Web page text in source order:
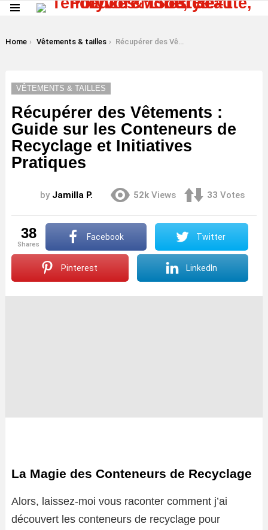
You are here:
Home Vêtements & tailles Récupérer des Vêtements : Guide sur les Conteneurs de Recyclage et Initiatives Pratiques
VÊTEMENTS & TAILLES
Récupérer des Vêtements :
Guide sur les Conteneurs de
Recyclage et Initiatives
Pratiques
by Jamilla P. 52k Views 33 Votes
38
shares
Facebook Twitter
Pinterest LinkedIn
La Magie des Conteneurs de Recyclage
Alors, laissez-moi vous raconter comment j’ai
découvert les conteneurs de recyclage pour